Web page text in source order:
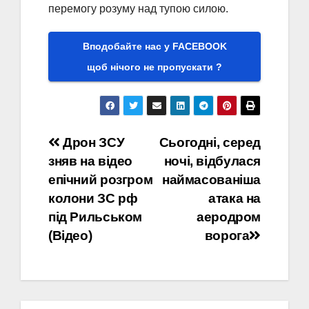
перемогу розуму над тупою силою.
Вподобайте нас у FACEBOOK
щоб нічого не пропускати ?
Навігація
записів
Сьогодні, серед
ночі, відбулася
наймасованіша
атака на
аеродром
ворога
Дрон ЗСУ
зняв на відео
епічний розгром
колони ЗС рф
під Рильськом
(Відео)